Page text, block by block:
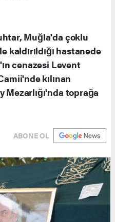
Muğla'da çoklu
hastanede
cenazesi Levent
kılınan
Mezarlığı'nda toprağa
ABONE OL